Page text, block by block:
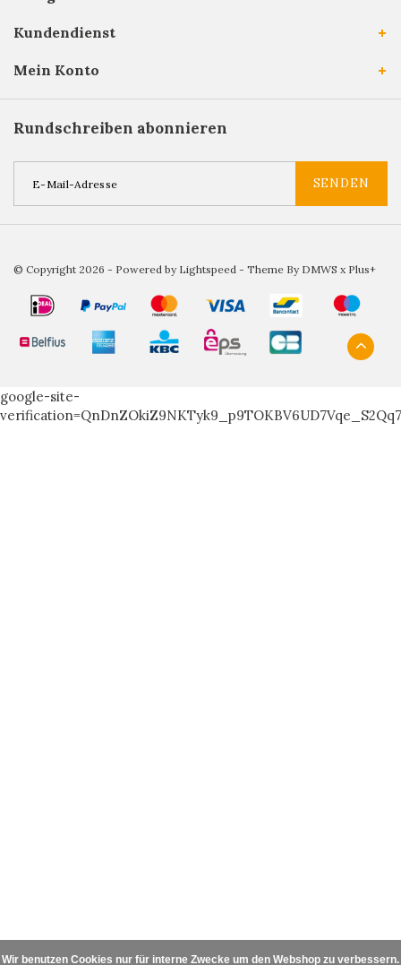
Kundendienst
Mein Konto
Rundschreiben abonnieren
SENDEN
© Copyright 2026 - Powered by Lightspeed - Theme By DMWS x Plus+
google-site-
Wir benutzen Cookies nur für interne Zwecke um den Webshop zu